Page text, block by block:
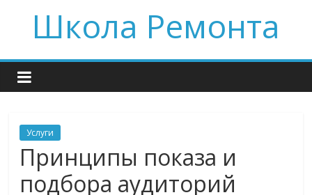
contentШкола Ремонта
Услуги
Принципы показа и
подбора аудиторий